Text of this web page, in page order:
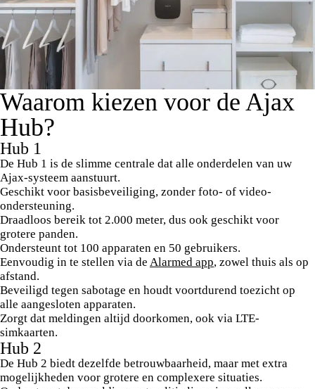
Waarom kiezen voor de Ajax
Hub?
Hub 1
De Hub 1 is de slimme centrale dat alle onderdelen van uw
Ajax-systeem aanstuurt.
Geschikt voor basisbeveiliging, zonder foto- of video-
ondersteuning.
Draadloos bereik tot 2.000 meter, dus ook geschikt voor
grotere panden.
Ondersteunt tot 100 apparaten en 50 gebruikers.
Eenvoudig in te stellen via de Alarmed app, zowel thuis als op
afstand.
Beveiligd tegen sabotage en houdt voortdurend toezicht op
alle aangesloten apparaten.
Zorgt dat meldingen altijd doorkomen, ook via LTE-
simkaarten.
Hub 2
De Hub 2 biedt dezelfde betrouwbaarheid, maar met extra
mogelijkheden voor grotere en complexere situaties.